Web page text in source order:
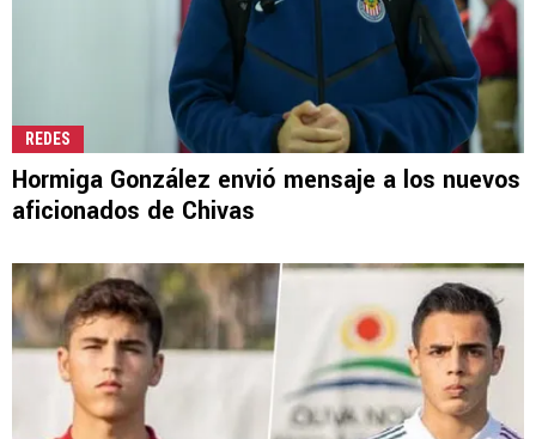
REDES
Hormiga González envió mensaje a los nuevos
aficionados de Chivas